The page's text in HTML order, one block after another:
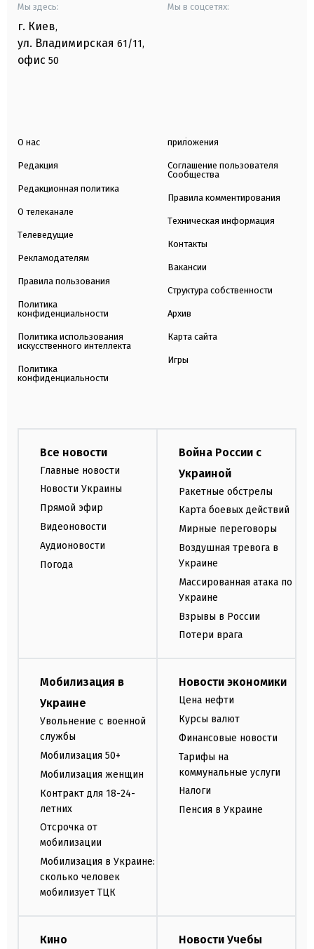
Мы здесь:
г. Киев,
ул. Владимирская 61/11,
офис 50
Мы в соцсетях:
О нас
Редакция
Редакционная политика
О телеканале
Телеведущие
Рекламодателям
Правила пользования
Политика
конфиденциальности
Политика использования
искусственного интеллекта
Политика
конфиденциальности
приложения
Соглашение пользователя
Сообщества
Правила комментирования
Техническая информация
Контакты
Вакансии
Структура собственности
Архив
Карта сайта
Игры
Все новости
Главные новости
Новости Украины
Прямой эфир
Видеоновости
Аудионовости
Погода
Война России с
Украиной
Ракетные обстрелы
Карта боевых действий
Мирные переговоры
Воздушная тревога в
Украине
Массированная атака по
Украине
Взрывы в России
Потери врага
Мобилизация в
Украине
Увольнение с военной
службы
Мобилизация 50+
Мобилизация женщин
Контракт для 18-24-
летних
Отсрочка от
мобилизации
Мобилизация в Украине:
сколько человек
мобилизует ТЦК
Новости экономики
Цена нефти
Курсы валют
Финансовые новости
Тарифы на
коммунальные услуги
Налоги
Пенсия в Украине
Кино Новости Учебы